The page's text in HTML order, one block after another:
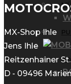
MX-Shop Ihle
Jens Ihle
Reitzenhainer St.
D - 09496